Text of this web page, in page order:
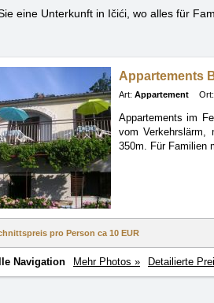
eine Unterkunft in Ičići, wo alles für
Appartements
Art: Appartement Ort:
Appartements im
vom Verkehrslärm,
350m. Für Familien
pro Person ca 10 EUR
Navigation Mehr Photos » Detailierte